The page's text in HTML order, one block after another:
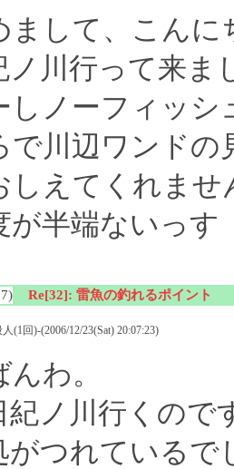
まして、こんに
ノ川行って来ま
しノーフィッシ
で川辺ワンド
しえてくれませ
が半端ないっす
Re[32]: 雷魚の釣れるポイント
(1回)-(2006/12/23(Sat) 20:07:23)
わ。
紀ノ川行くので
がつれているで